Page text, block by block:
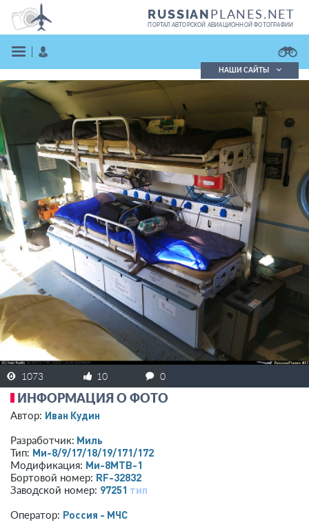
RUSSIANPLANES.NET
ПОРТАЛ АВТОРСКОЙ АВИАЦИОННОЙ ФОТОГРАФИИ
ВОЙТИ
ЗАРЕГИСТРИРОВАТЬСЯ
Поиск в реестре
Кратко
Подробно
НАШИ САЙТЫ
1073 10 0
ИНФОРМАЦИЯ О ФОТО
Автор: Иван Кудин
Разработчик: Миль
Тип: Ми-8/9/17/18/19/171/172
Модификация: Ми-8МТВ-1
Бортовой номер: RF-32832
Заводской номер: 97251 тип
Оператор: Россия - МЧС